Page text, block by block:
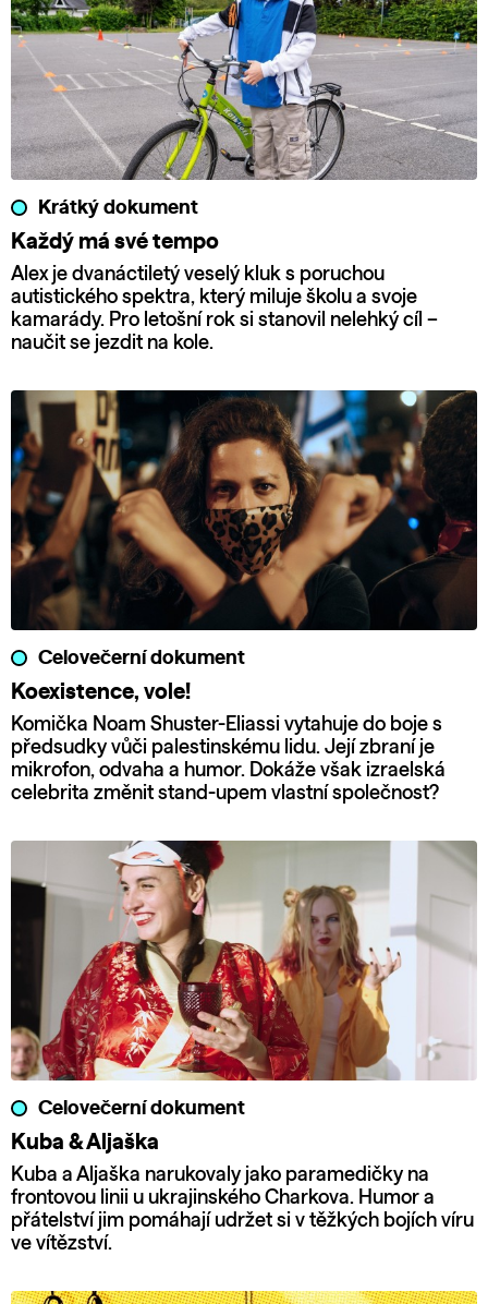
Krátký dokument
Každý má své tempo
Alex je dvanáctiletý veselý kluk s poruchou
autistického spektra, který miluje školu a svoje
kamarády. Pro letošní rok si stanovil nelehký cíl –
naučit se jezdit na kole.
Celovečerní dokument
Koexistence, vole!
Komička Noam Shuster-Eliassi vytahuje do boje s
předsudky vůči palestinskému lidu. Její zbraní je
mikrofon, odvaha a humor. Dokáže však izraelská
celebrita změnit stand-upem vlastní společnost?
Celovečerní dokument
Kuba & Aljaška
Kuba a Aljaška narukovaly jako paramedičky na
frontovou linii u ukrajinského Charkova. Humor a
přátelství jim pomáhají udržet si v těžkých bojích víru
ve vítězství.